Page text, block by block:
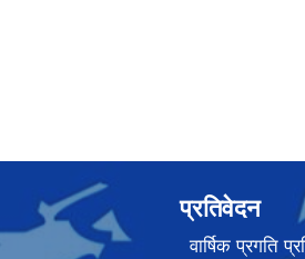
प्रतिवेदन
वार्षिक प्रगति